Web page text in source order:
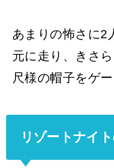
あまりの怖さに2
元に走り、きさ
尺様の帽子をゲ
リゾートナイ